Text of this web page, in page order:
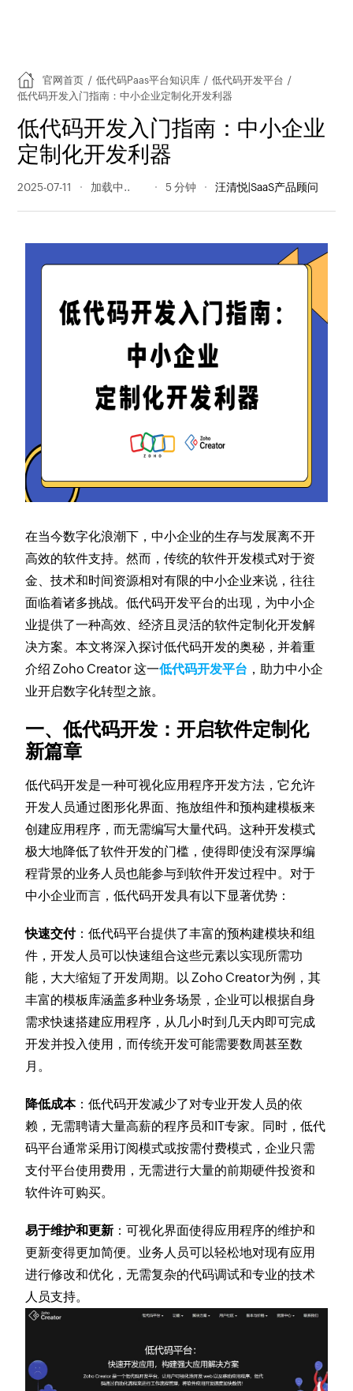
官网首页 / 低代码Paas平台知识库 / 低代码开发平台 /
低代码开发入门指南：中小企业定制化开发利器
低代码开发入门指南：中小企业
定制化开发利器
2025-07-11 206 阅读量 5 分钟 汪清悦|SaaS产品顾问
在当今数字化浪潮下，中小企业的生存与发展离不开
高效的软件支持。然而，传统的软件开发模式对于资
金、技术和时间资源相对有限的中小企业来说，往往
面临着诸多挑战。低代码开发平台的出现，为中小企
业提供了一种高效、经济且灵活的软件定制化开发解
决方案。本文将深入探讨低代码开发的奥秘，并着重
介绍 Zoho Creator 这一低代码开发平台 ，助力中小企
业开启数字化转型之旅。
一、低代码开发：开启软件定制化
新篇章
低代码开发是一种可视化应用程序开发方法，它允许
开发人员通过图形化界面、拖放组件和预构建模板来
创建应用程序，而无需编写大量代码。这种开发模式
极大地降低了软件开发的门槛，使得即使没有深厚编
程背景的业务人员也能参与到软件开发过程中。对于
中小企业而言，低代码开发具有以下显著优势：
快速交付：低代码平台提供了丰富的预构建模块和组
件，开发人员可以快速组合这些元素以实现所需功
能，大大缩短了开发周期。以 Zoho Creator为例，其
丰富的模板库涵盖多种业务场景，企业可以根据自身
需求快速搭建应用程序，从几小时到几天内即可完成
开发并投入使用，而传统开发可能需要数周甚至数
月。
降低成本：低代码开发减少了对专业开发人员的依
赖，无需聘请大量高薪的程序员和IT专家。同时，低代
码平台通常采用订阅模式或按需付费模式，企业只需
支付平台使用费用，无需进行大量的前期硬件投资和
软件许可购买。
易于维护和更新 ：可视化界面使得应用程序的维护和
更新变得更加简便。业务人员可以轻松地对现有应用
进行修改和优化，无需复杂的代码调试和专业的技术
人员支持。